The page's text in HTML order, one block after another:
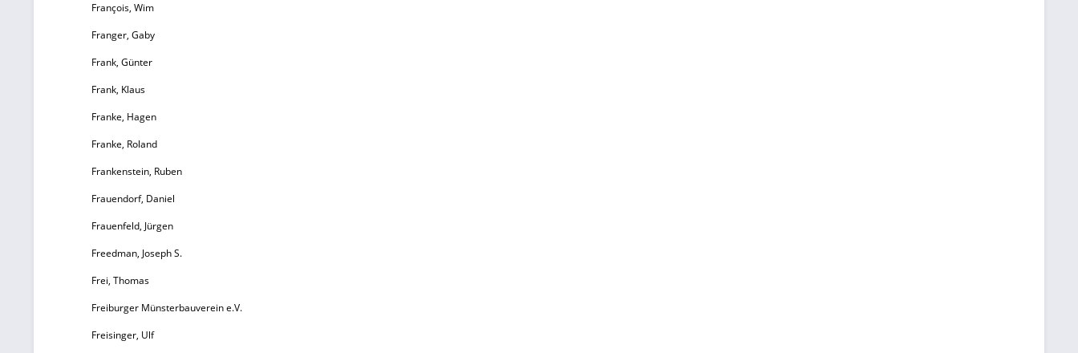
François, Wim
Franger, Gaby
Frank, Günter
Frank, Klaus
Franke, Hagen
Franke, Roland
Frankenstein, Ruben
Frauendorf, Daniel
Frauenfeld, Jürgen
Freedman, Joseph S.
Frei, Thomas
Freiburger Münsterbauverein e.V.
Freisinger, Ulf